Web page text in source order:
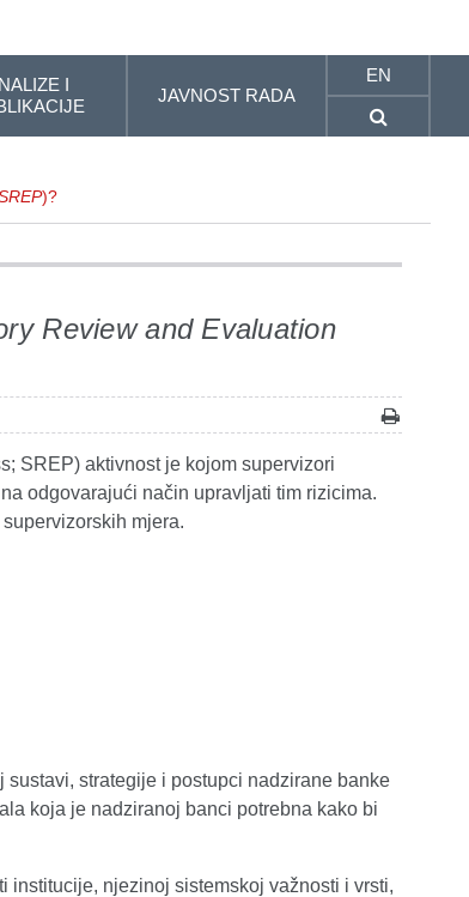
I
JAVNOST RADA
EN
)?
Review and Evaluation
SREP) aktivnost je kojom supervizori
odgovarajući način upravljati tim rizicima.
mjera.
strategije i postupci nadzirane banke
koja je nadziranoj banci potrebna kako bi
institucije, njezinoj sistemskoj važnosti i vrsti,